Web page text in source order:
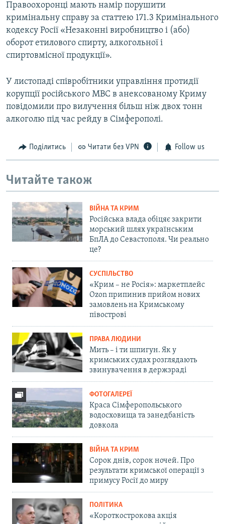
Правоохоронці мають намір порушити
кримінальну справу за статтею 171.3 Кримінального
кодексу Росії «Незаконні виробництво і (або)
оборот етилового спирту, алкогольної і
спиртовмісної продукції».
У листопаді співробітники управління протидії
корупції російського МВС в анексованому Криму
повідомили про вилучення більш ніж двох тонн
алкоголю під час рейду в Сімферополі.
Поділитись Читати без VPN Follow us
Читайте також
ВІЙНА ТА КРИМ
Російська влада обіцяє закрити
морський шлях українським
БпЛА до Севастополя. Чи реально
це?
СУСПІЛЬСТВО
«Крим – не Росія»: маркетплейс
Ozon припинив прийом нових
замовлень на Кримському
півострові
ПРАВА ЛЮДИНИ
Мить – і ти шпигун. Як у
кримських судах розглядають
звинувачення в держзраді
ФОТОГАЛЕРЕЇ
Краса Сімферопольського
водосховища та занедбаність
довкола
ВІЙНА ТА КРИМ
Сорок днів, сорок ночей. Про
результати кримської операції з
примусу Росії до миру
ПОЛІТИКА
«Короткострокова акція